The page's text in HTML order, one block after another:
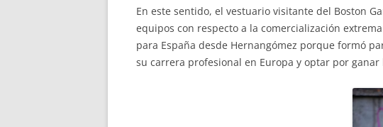
En este sentido, el vestuario visitante del Boston
equipos con respecto a la comercialización
para España desde Hernangómez porque formó
su carrera profesional en Europa y optar por